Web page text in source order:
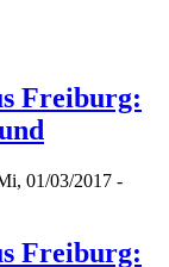
Freiburg:
01/03/2017 -
Freiburg: